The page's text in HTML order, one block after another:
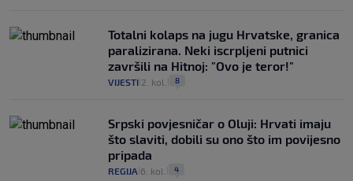
Totalni kolaps na jugu Hrvatske, granica
paralizirana. Neki iscrpljeni putnici
završili na Hitnoj: "Ovo je teror!"
VIJESTI 2. kol. 8
Srpski povjesničar o Oluji: Hrvati imaju
što slaviti, dobili su ono što im povijesno
pripada
REGIJA 6. kol. 4